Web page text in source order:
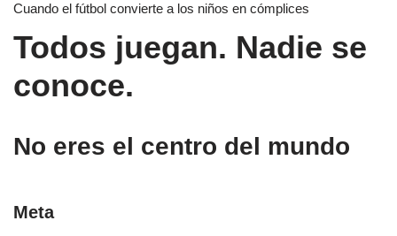
Cuando el fútbol convierte a los niños en cómplices
Todos juegan. Nadie se
conoce.
No eres el centro del mundo
Meta